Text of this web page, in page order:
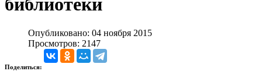
библиотеки
Опубликовано: 04 ноября 2015
Просмотров: 2147
Поделиться: